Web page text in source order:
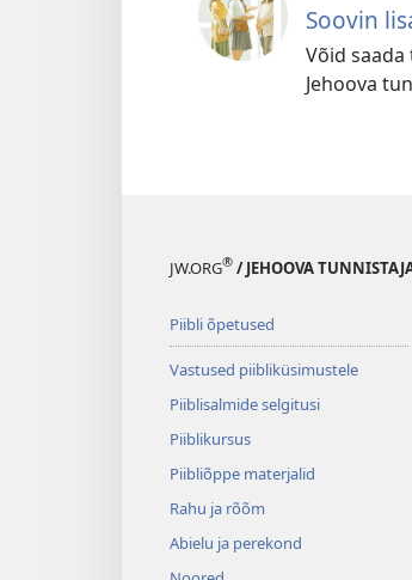
Soovin
Võid
Jehoova
JW.ORG® / JEHOOVA
Piibli õpetused
Vastused piibliküsimustele
Piiblisalmide selgitusi
Piiblikursus
Piibliõppe materjalid
Rahu ja rõõm
Abielu ja perekond